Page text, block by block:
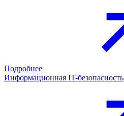
Подробнее
Информационная IT-безопасность